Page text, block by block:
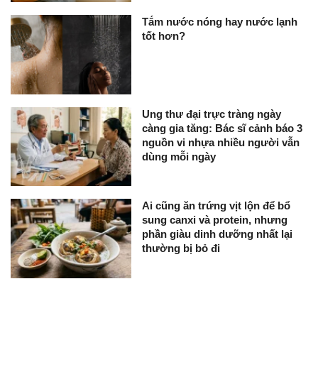
Tắm nước nóng hay nước lạnh
tốt hơn?
Ung thư đại trực tràng ngày
càng gia tăng: Bác sĩ cảnh báo 3
nguồn vi nhựa nhiều người vẫn
dùng mỗi ngày
Ai cũng ăn trứng vịt lộn để bổ
sung canxi và protein, nhưng
phần giàu dinh dưỡng nhất lại
thường bị bỏ đi